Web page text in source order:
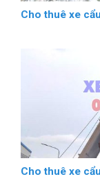
Cho thuê xe
Cho thuê xe